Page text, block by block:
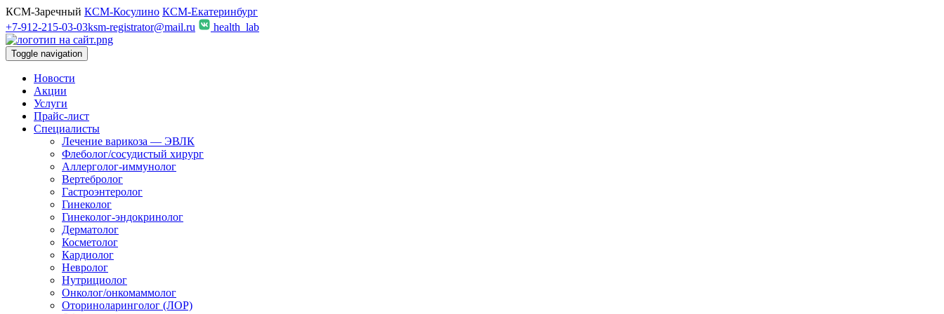
КСМ-Заречный КСМ-Косулино КСМ-Екатеринбург
+7-912-215-03-03ksm-registrator@mail.ru health_lab
Toggle navigation
Новости
Акции
Услуги
Прайс-лист
Специалисты
Лечение варикоза — ЭВЛК
Флеболог/сосудистый хирург
Аллерголог-иммунолог
Вертебролог
Гастроэнтеролог
Гинеколог
Гинеколог-эндокринолог
Дерматолог
Косметолог
Кардиолог
Невролог
Нутрициолог
Онколог/онкомаммолог
Оториноларинголог (ЛОР)